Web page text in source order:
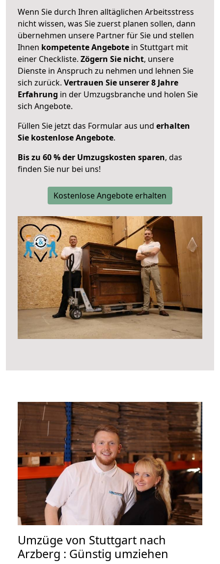
Wenn Sie durch Ihren alltäglichen Arbeitsstress
nicht wissen, was Sie zuerst planen sollen, dann
übernehmen unsere Partner für Sie und stellen
Ihnen kompetente Angebote in Stuttgart mit
einer Checkliste. Zögern Sie nicht, unsere
Dienste in Anspruch zu nehmen und lehnen Sie
sich zurück. Vertrauen Sie unserer 8 Jahre
Erfahrung in der Umzugsbranche und holen Sie
sich Angebote.
Füllen Sie jetzt das Formular aus und erhalten
Sie kostenlose Angebote.
Bis zu 60 % der Umzugskosten sparen, das
finden Sie nur bei uns!
Kostenlose Angebote erhalten
Umzüge von Stuttgart nach
Arzberg : Günstig umziehen